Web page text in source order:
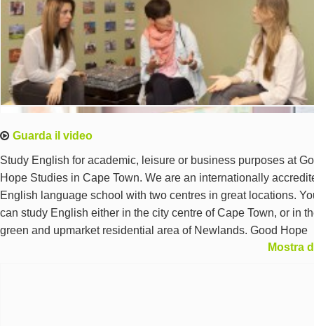
Lingua
Guarda il video
Study English for academic, leisure or business purposes at
Hope Studies in Cape Town. We are an internationally
English language school with two centres in great locations.
can study English either in the city centre of Cape Town, or in
green and upmarket residential area of Newlands. Good Hope
Studies offers a unique learning experience that is highlyMostra